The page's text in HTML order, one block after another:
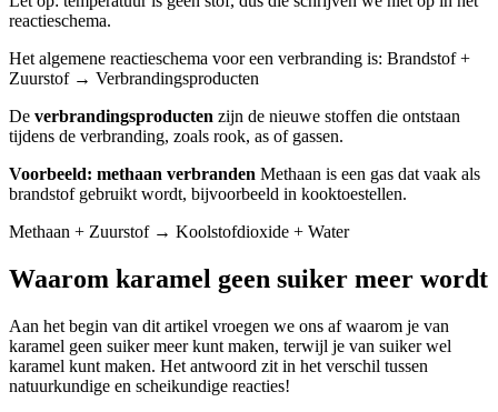
reactieschema.
Het algemene reactieschema voor een verbranding is: Brandstof +
Zuurstof → Verbrandingsproducten
De verbrandingsproducten zijn de nieuwe stoffen die ontstaan
tijdens de verbranding, zoals rook, as of gassen.
Voorbeeld: methaan verbranden Methaan is een gas dat vaak als
brandstof gebruikt wordt, bijvoorbeeld in kooktoestellen.
Methaan + Zuurstof → Koolstofdioxide + Water
Waarom karamel geen suiker meer wordt
Aan het begin van dit artikel vroegen we ons af waarom je van
karamel geen suiker meer kunt maken, terwijl je van suiker wel
karamel kunt maken. Het antwoord zit in het verschil tussen
natuurkundige en scheikundige reacties!